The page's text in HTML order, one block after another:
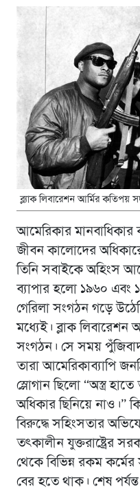
ব্ল্যাক লিবারেশন আর্মির কতিপয়
আমেরিকার মানবাধিকার
জীবন কালোদের
তিনি সবাইকে অহিংস
ব্যাপার হলো ১৯৬০ এবং
গেরিলা সংগঠন গড়ে
মধ্যেই। ব্লাক
সংগঠন। সে সময়
তারা আমেরিকাব্যাপি
স্লোগান ছিলো “অস্ত্র
অধিকার ছিনিয়ে নাও।”
বিরুদ্ধে সহিংসতার
তৎকালীন যুক্তরাষ্ট্রের
থেকে বিভিন্ন রকম
বের হতে থাক। শেষ পর্যন্ত